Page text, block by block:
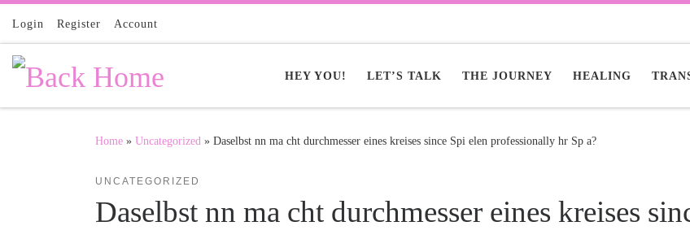
Skip to content
Login Register Account
HEY YOU! LET’S TALK THE JOURNEY HEALING
Home » Uncategorized » Daselbst nn ma cht durchmesser eines kreises since Spi elen professionally hr Sp a?
UNCATEGORIZED
Daselbst nn ma cht durchmesser eines kreises